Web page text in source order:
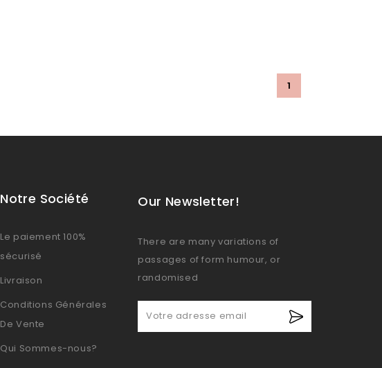
1
Notre Société
Le paiement 100%
sécurisé
Livraison
Conditions Générales
De Vente
Qui Sommes-nous?
Our Newsletter!
There are many variations of
passages of form humour, or
randomised